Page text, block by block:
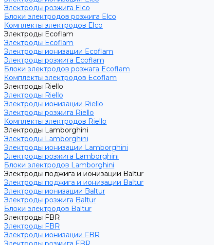
Электроды розжига Elco
Блоки электродов розжига Elco
Комплекты электродов Elco
Электроды Ecoflam
Электроды Ecoflam
Электроды ионизации Ecoflam
Электроды розжига Ecoflam
Блоки электродов розжага Ecoflam
Комплекты электродов Ecoflam
Электроды Riello
Электроды Riello
Электроды ионизации Riello
Электроды розжига Riello
Комплекты электродов Riello
Электроды Lamborghini
Электроды Lamborghini
Электроды ионизации Lamborghini
Электроды розжига Lamborghini
Блоки электродов Lamborghini
Электроды поджига и ионизации Baltur
Электроды поджига и ионизации Baltur
Электроды ионизации Baltur
Электроды розжига Baltur
Блоки электродов Baltur
Электроды FBR
Электроды FBR
Электроды ионизации FBR